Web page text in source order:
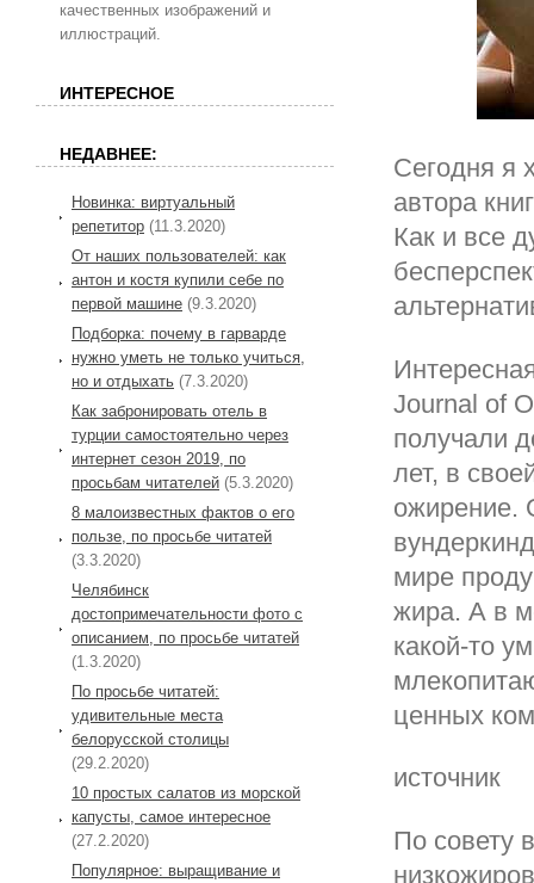
Сегодня я
автора
Как и все
Journal of
получали
лет, в
ожирение.
мире
жира. А в
какой-то
ценных
источник
По совету
качественных изображений и
иллюстраций.
ИНТЕРЕСНОЕ
НЕДАВНЕЕ:
Новинка: виртуальный
репетитор (11.3.2020)
От наших пользователей: как
антон и костя купили себе по
первой машине (9.3.2020)
Подборка: почему в гарварде
нужно уметь не только учиться,
но и отдыхать (7.3.2020)
Как забронировать отель в
турции самостоятельно через
интернет сезон 2019, по
просьбам читателей (5.3.2020)
8 малоизвестных фактов о его
пользе, по просьбе читатей
(3.3.2020)
Челябинск
достопримечательности фото с
описанием, по просьбе читатей
(1.3.2020)
По просьбе читатей:
удивительные места
белорусской столицы
(29.2.2020)
10 простых салатов из морской
капусты, самое интересное
(27.2.2020)
Популярное: выращивание и